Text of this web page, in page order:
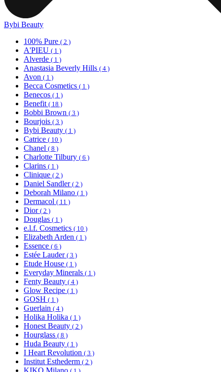
Bybi Beauty
100% Pure ( 2 )
A'PIEU ( 1 )
Alverde ( 1 )
Anastasia Beverly Hills ( 4 )
Avon ( 1 )
Becca Cosmetics ( 1 )
Benecos ( 1 )
Benefit ( 18 )
Bobbi Brown ( 3 )
Bourjois ( 3 )
Bybi Beauty ( 1 )
Catrice ( 10 )
Chanel ( 8 )
Charlotte Tilbury ( 6 )
Clarins ( 1 )
Clinique ( 2 )
Daniel Sandler ( 2 )
Deborah Milano ( 1 )
Dermacol ( 11 )
Dior ( 2 )
Douglas ( 1 )
e.l.f. Cosmetics ( 10 )
Elizabeth Arden ( 1 )
Essence ( 6 )
Estée Lauder ( 3 )
Etude House ( 1 )
Everyday Minerals ( 1 )
Fenty Beauty ( 4 )
Glow Recipe ( 1 )
GOSH ( 1 )
Guerlain ( 4 )
Holika Holika ( 1 )
Honest Beauty ( 2 )
Hourglass ( 8 )
Huda Beauty ( 1 )
I Heart Revolution ( 3 )
Institut Esthederm ( 2 )